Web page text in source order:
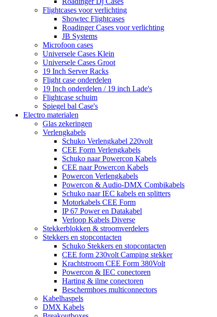
Flightcases voor verlichting
Showtec Flightcases
Roadinger Cases voor verlichting
JB Systems
Microfoon cases
Universele Cases Klein
Universele Cases Groot
19 Inch Server Racks
Flight case onderdelen
19 Inch onderdelen / 19 inch Lade's
Flightcase schuim
Spiegel bal Case's
Electro materialen
Glas zekeringen
Verlengkabels
Schuko Verlengkabel 220volt
CEE Form Verlengkabels
Schuko naar Powercon Kabels
CEE naar Powercon Kabels
Powercon Verlengkabels
Powercon & Audio-DMX Combikabels
Schuko naar IEC kabels en splitters
Motorkabels CEE Form
IP 67 Power en Datakabel
Verloop Kabels Diverse
Stekkerblokken & stroomverdelers
Stekkers en stopcontacten
Schuko Stekkers en stopcontacten
CEE form 230volt Camping stekker
Krachtstroom CEE Form 380Volt
Powercon & IEC conectoren
Harting & ilme conectoren
Beschermhoes multiconnectors
Kabelhaspels
DMX Kabels